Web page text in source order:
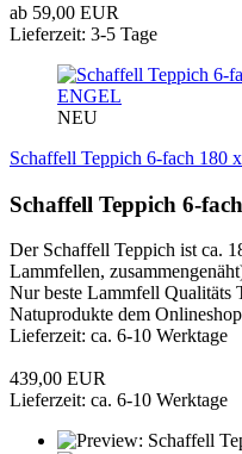
ab 59,00 EUR
Lieferzeit: 3-5 Tage
ENGEL
NEU
Schaffell Teppich 6-fach 180
Schaffell Teppich 6-
Der Schaffell Teppich ist ca.
Lammfellen,
Nur beste Lammfell Qualitäts
Natuprodukte dem
Lieferzeit: ca. 6-10 Werktage
439,00 EUR
Lieferzeit: ca. 6-10 Werktage